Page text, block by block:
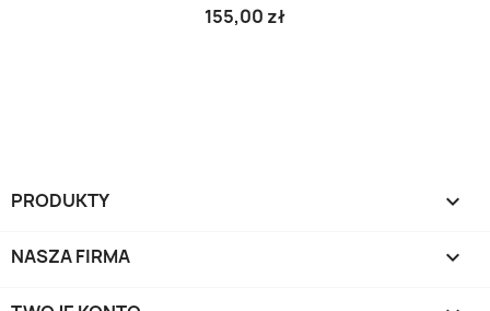
155,00 zł
PRODUKTY 
NASZA FIRMA 